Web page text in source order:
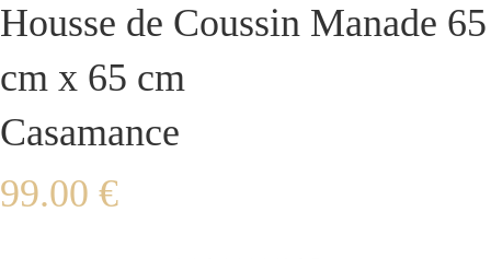
Housse de Coussin Manade 65
cm x 65 cm
Casamance
99.00 €